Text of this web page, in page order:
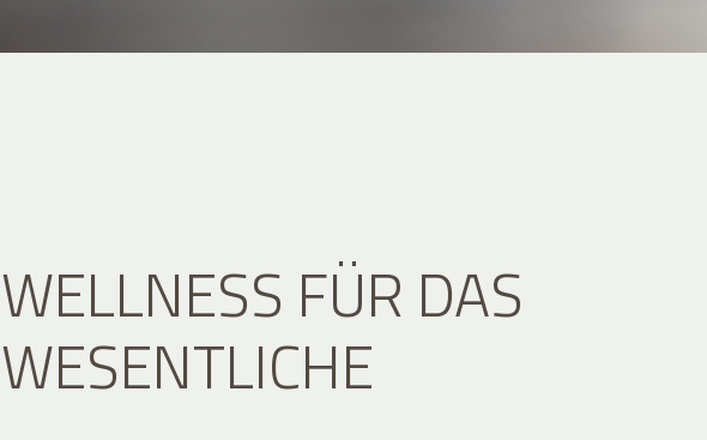
WELLNESS FÜR DAS
WESENTLICHE